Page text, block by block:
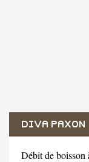
DIVA PAXON
Débit de